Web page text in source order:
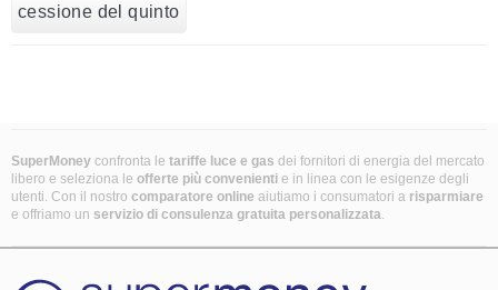
cessione del quinto
SuperMoney confronta le tariffe luce e gas dei fornitori di energia del mercato
libero e seleziona le offerte più convenienti e in linea con le esigenze degli
utenti. Con il nostro comparatore online aiutiamo i consumatori a risparmiare
e offriamo un servizio di consulenza gratuita personalizzata